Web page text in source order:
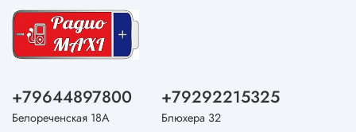
+79644897800
Белореченская 18А
+79292215325
Блюхера 32